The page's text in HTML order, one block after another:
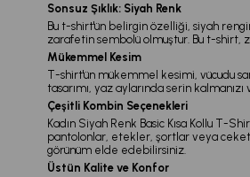
Sonsuz Şıklık: Siyah Renk
Bu t-shirt'ün belirgin özelliği, siyah
zarafetin sembolü olmuştur. Bu t-shirt,
Mükemmel Kesim
T-shirt'ün mükemmel kesimi, vücudu
tasarımı, yaz aylarında serin
Çeşitli Kombin Seçenekleri
Kadın Siyah Renk Basic Kısa Kollu T-
pantolonlar, etekler, şortlar veya
görünüm elde edebilirsiniz.
Üstün Kalite ve Konfor